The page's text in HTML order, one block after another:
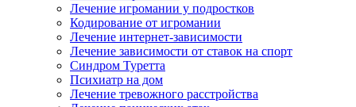
Лечение игромании у подростков
Кодирование от игромании
Лечение интернет-зависимости
Лечение зависимости от ставок на спорт
Синдром Туретта
Психиатр на дом
Лечение тревожного расстройства